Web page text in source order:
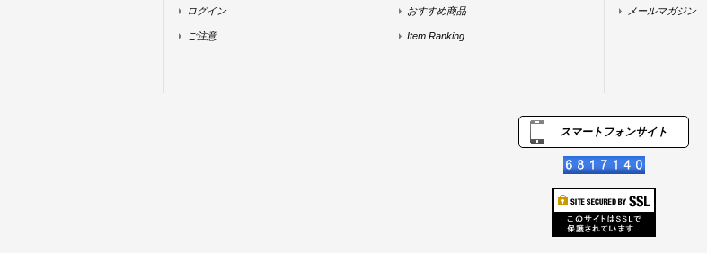
ログイン
ご注意
おすすめ商品
Item Ranking
メールマガジン
スマートフォンサイト